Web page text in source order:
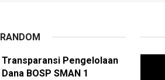
RANDOM
Transparansi Pengelolaan
Dana BOSP SMAN 1